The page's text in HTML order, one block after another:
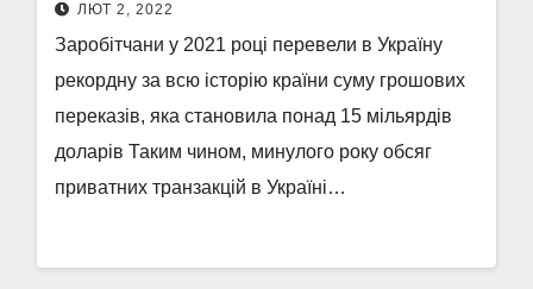
ЛЮТ 2, 2022
Заробітчани у 2021 році перевели в Україну
рекордну за всю історію країни суму грошових
переказів, яка становила понад 15 мільярдів
доларів Таким чином, минулого року обсяг
приватних транзакцій в Україні…